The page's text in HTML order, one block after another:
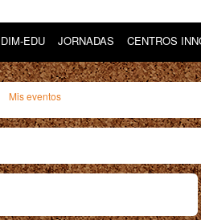
DIM-EDU JORNADAS CENTROS
Mis eventos